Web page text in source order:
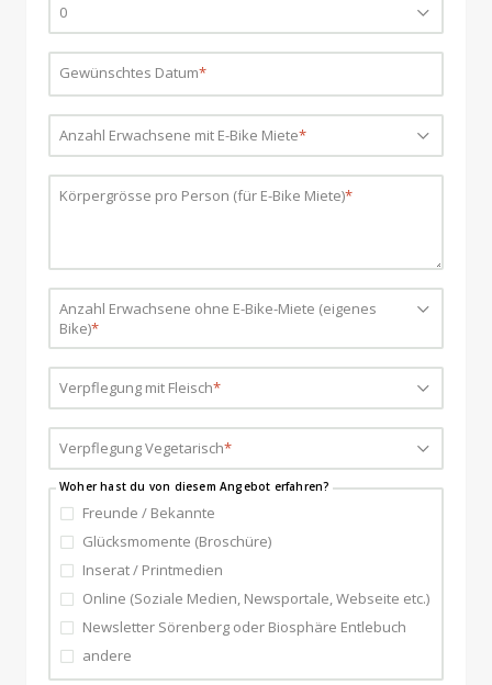
0
Gewünschtes Datum*
Anzahl Erwachsene mit E-Bike Miete*
Bitte wählen...
Körpergrösse pro Person (für E-Bike Miete)*
Anzahl Erwachsene ohne E-Bike-Miete (eigenes
Bike)*
Bitte wählen...
Verpflegung mit Fleisch*
Bitte wählen...
Verpflegung Vegetarisch*
Bitte wählen...
Woher hast du von diesem Angebot erfahren?
Freunde / Bekannte
Glücksmomente (Broschüre)
Inserat / Printmedien
Online (Soziale Medien, Newsportale, Webseite etc.)
Newsletter Sörenberg oder Biosphäre Entlebuch
andere